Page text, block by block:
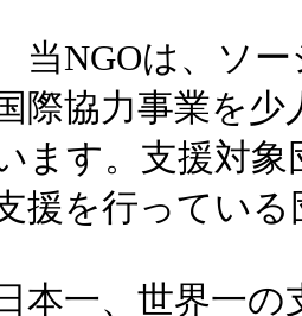
当NGOは、ソー
際協力事業を
ます。支援対
援を行っている
日本一、世界一